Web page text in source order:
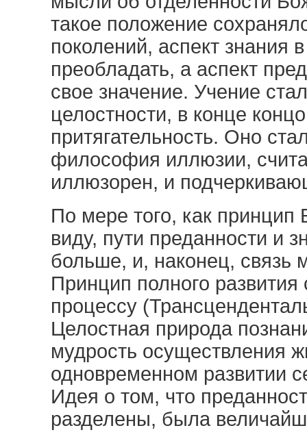
такое положение
поколений, аспект
преобладать, а аспект
свое значение. Учение
целостности, в конце
притягательность. Оно
философия иллюзии,
иллюзорен, и
По мере того, как
виду, пути преданности и
больше, и, наконец, связь
Принцип полного
процессу
Целостная природа
мудрость осуществления
одновременном развитии
Идея о том, что
разделены, была